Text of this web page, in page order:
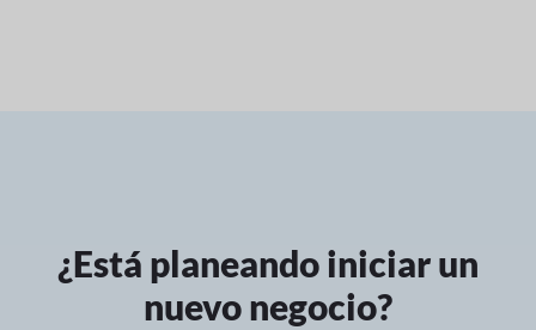
¿Está planeando iniciar un
nuevo negocio?